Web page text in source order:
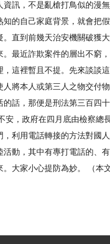
訊，不是亂槍打鳥似的漫
的自己家庭背景，就會把
直到前幾天治安機關破獲
最近詐欺案件的層出不窮，
這裡暫且不提。先來談談
將本人或第三人之物交付
話，那便是刑法第三百四
，政府在四月底由檢察總
利用電話轉接的方法對國
動，其中有專打電話的、有
大家小心提防為妙。 （本